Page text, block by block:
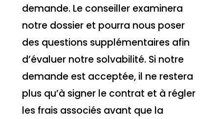
demande. Le conseiller examinera
notre dossier et pourra nous poser
des questions supplémentaires afin
d’évaluer notre solvabilité. Si notre
demande est acceptée, il ne restera
plus qu’à signer le contrat et à régler
les frais associés avant que la